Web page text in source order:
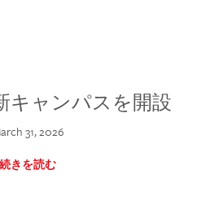
キャンパスを開設
31, 2026
続きを読む